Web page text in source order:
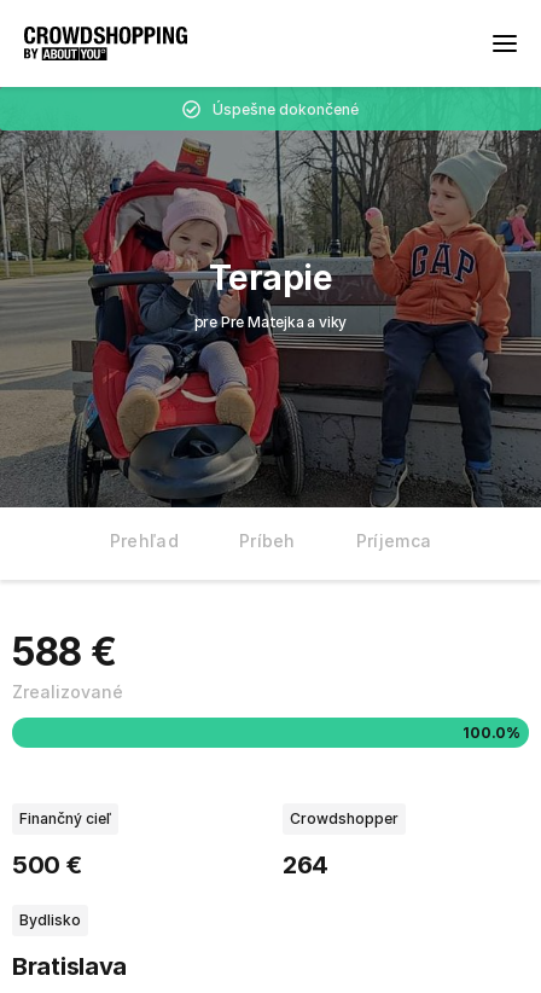
Úspešne dokončené
Terapie
pre Pre Matejka a viky
Prehľad Príbeh Príjemca
588 €
Zrealizované
100.0%
Finančný cieľ
500 €
Crowdshopper
264
Bydlisko
Bratislava